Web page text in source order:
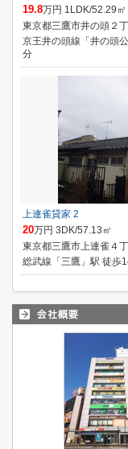
19.8万円 1LDK/52.29㎡
東京都三鷹市井の頭２
京王井の頭線「井の頭
分
上連雀貸家 2
20万円 3DK/57.13㎡
東京都三鷹市上連雀４
総武線「三鷹」駅 徒歩